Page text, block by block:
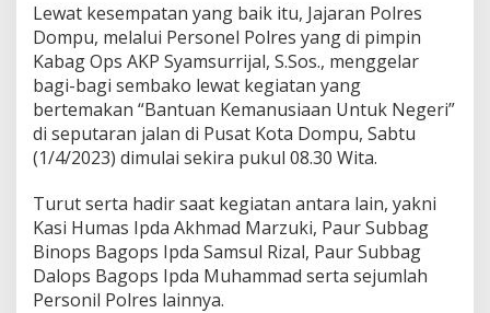
Lewat kesempatan yang baik itu, Jajaran Polres
Dompu, melalui Personel Polres yang di pimpin
Kabag Ops AKP Syamsurrijal, S.Sos., menggelar
bagi-bagi sembako lewat kegiatan yang
bertemakan “Bantuan Kemanusiaan Untuk Negeri”
di seputaran jalan di Pusat Kota Dompu, Sabtu
(1/4/2023) dimulai sekira pukul 08.30 Wita.
Turut serta hadir saat kegiatan antara lain, yakni
Kasi Humas Ipda Akhmad Marzuki, Paur Subbag
Binops Bagops Ipda Samsul Rizal, Paur Subbag
Dalops Bagops Ipda Muhammad serta sejumlah
Personil Polres lainnya.